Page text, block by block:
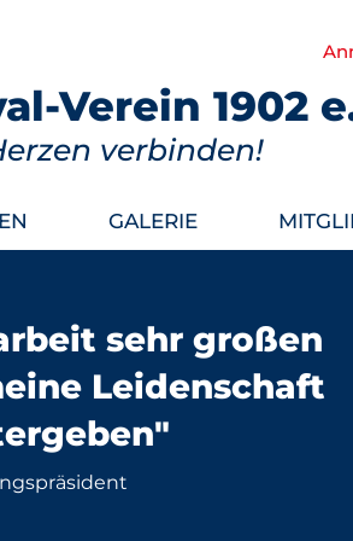
Verein 1902
verbinden!
GALERIE
sehr großen
Leidenschaft